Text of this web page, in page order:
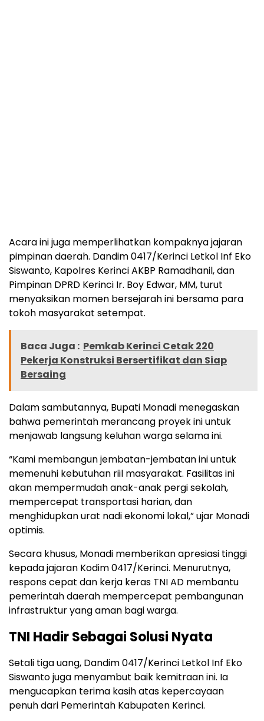
Acara ini juga memperlihatkan kompaknya jajaran
pimpinan daerah. Dandim 0417/Kerinci Letkol Inf Eko
Siswanto, Kapolres Kerinci AKBP Ramadhanil, dan
Pimpinan DPRD Kerinci Ir. Boy Edwar, MM, turut
menyaksikan momen bersejarah ini bersama para
tokoh masyarakat setempat.
Baca Juga : Pemkab Kerinci Cetak 220
Pekerja Konstruksi Bersertifikat dan Siap
Bersaing
Dalam sambutannya, Bupati Monadi menegaskan
bahwa pemerintah merancang proyek ini untuk
menjawab langsung keluhan warga selama ini.
“Kami membangun jembatan-jembatan ini untuk
memenuhi kebutuhan riil masyarakat. Fasilitas ini
akan mempermudah anak-anak pergi sekolah,
mempercepat transportasi harian, dan
menghidupkan urat nadi ekonomi lokal,” ujar Monadi
optimis.
Secara khusus, Monadi memberikan apresiasi tinggi
kepada jajaran Kodim 0417/Kerinci. Menurutnya,
respons cepat dan kerja keras TNI AD membantu
pemerintah daerah mempercepat pembangunan
infrastruktur yang aman bagi warga.
TNI Hadir Sebagai Solusi Nyata
Setali tiga uang, Dandim 0417/Kerinci Letkol Inf Eko
Siswanto juga menyambut baik kemitraan ini. Ia
mengucapkan terima kasih atas kepercayaan
penuh dari Pemerintah Kabupaten Kerinci.